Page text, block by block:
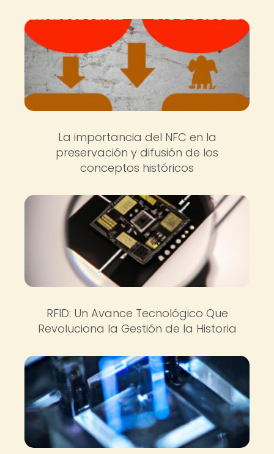
La importancia del NFC en la
preservación y difusión de los
conceptos históricos
RFID: Un Avance Tecnológico Que
Revoluciona la Gestión de la Historia